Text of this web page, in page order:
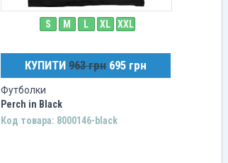
S M L XL XXL
КУПИТИ 963 грн 695 грн
Футболки
Perch in Black
Код товара: 8000146-black